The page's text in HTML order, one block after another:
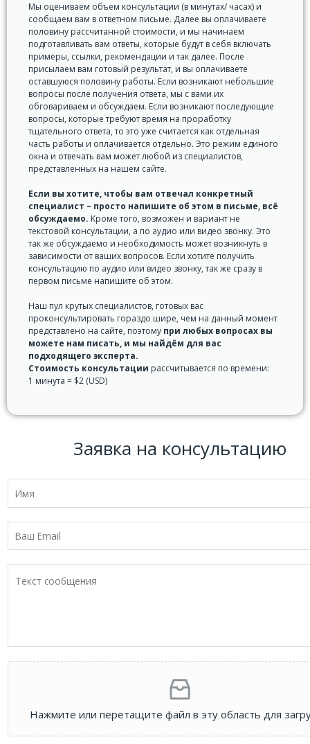
Мы оцениваем объем консультации (в минутах/ часах) и
сообщаем вам в ответном письме. Далее вы оплачиваете
половину рассчитанной стоимости, и мы начинаем
подготавливать вам ответы, которые будут в себя включать
примеры, ссылки, рекомендации и так далее. После
присылаем вам готовый результат, и вы оплачиваете
оставшуюся половину работы. Если возникают небольшие
вопросы после получения ответа, мы с вами их
обговариваем и обсуждаем. Если возникают последующие
вопросы, которые требуют время на проработку
тщательного ответа, то это уже считается как отдельная
часть работы и оплачивается отдельно. Это режим единого
окна и отвечать вам может любой из специалистов,
представленных на нашем сайте.
Если вы хотите, чтобы вам отвечал конкретный
специалист – просто напишите об этом в письме, всё
обсуждаемо. Кроме того, возможен и вариант не
текстовой консультации, а по аудио или видео звонку. Это
так же обсуждаемо и необходимость может возникнуть в
зависимости от ваших вопросов. Если хотите получить
консультацию по аудио или видео звонку, так же сразу в
первом письме напишите об этом.
Наш пул крутых специалистов, готовых вас
проконсультировать гораздо шире, чем на данный момент
представлено на сайте, поэтому при любых вопросах вы
можете нам писать, и мы найдём для вас
подходящего эксперта.
Стоимость консультации рассчитывается по времени:
1 минута = $2 (USD)
Заявка на консультацию
Нажмите или перетащите файл в эту область для